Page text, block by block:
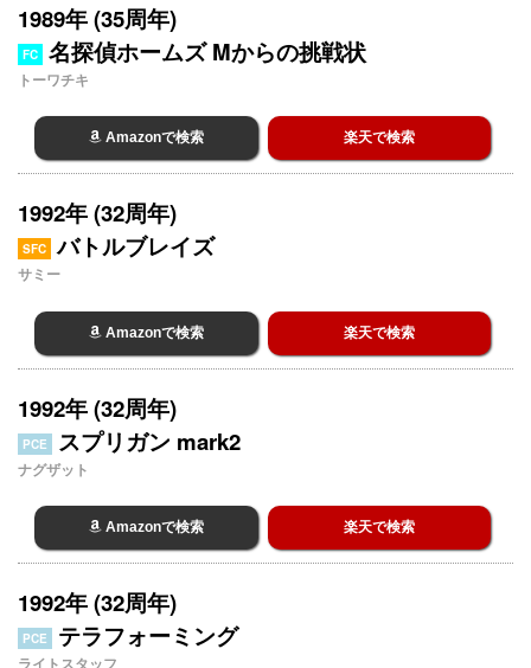
1989年 (35周年)
FC 名探偵ホームズ Mからの挑戦状
トーワチキ
Amazonで検索 楽天で検索
1992年 (32周年)
SFC バトルブレイズ
サミー
Amazonで検索 楽天で検索
1992年 (32周年)
PCE スプリガン mark2
ナグザット
Amazonで検索 楽天で検索
1992年 (32周年)
PCE テラフォーミング
ライトスタッフ